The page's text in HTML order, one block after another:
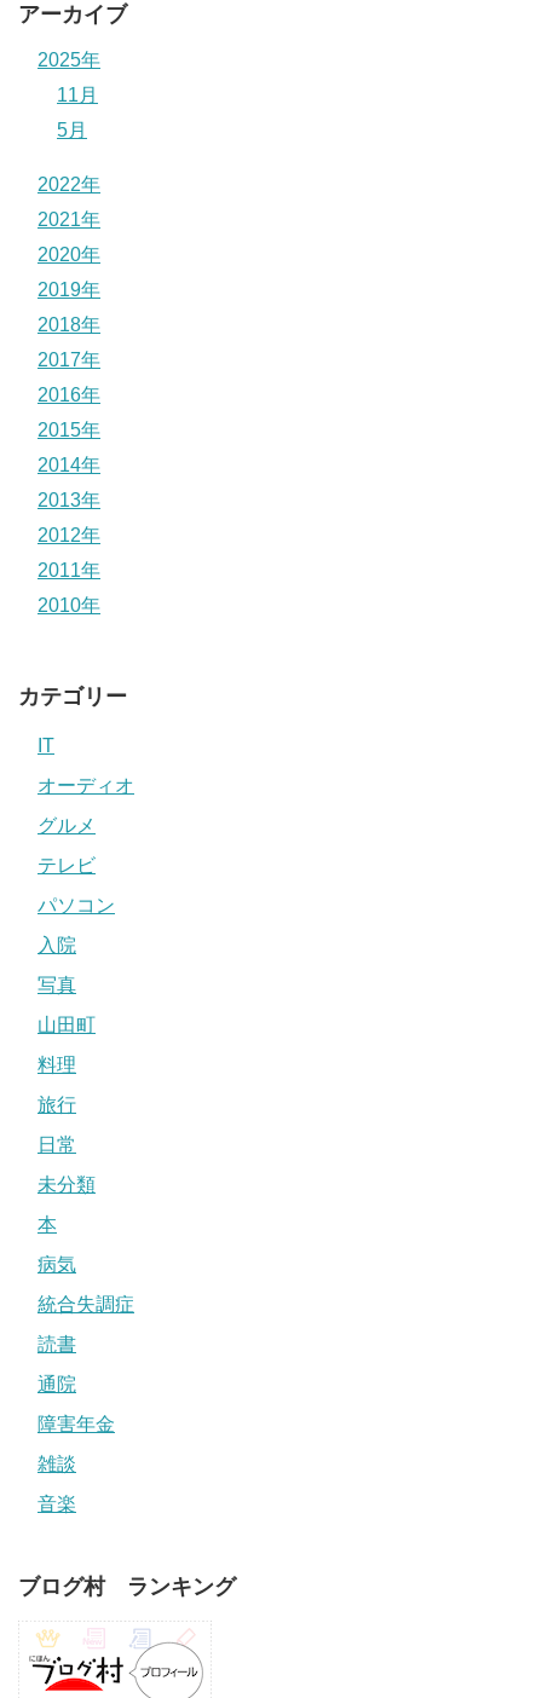
アーカイブ
2025年
11月
5月
2022年
2021年
2020年
2019年
2018年
2017年
2016年
2015年
2014年
2013年
2012年
2011年
2010年
カテゴリー
IT
オーディオ
グルメ
テレビ
パソコン
入院
写真
山田町
料理
旅行
日常
未分類
本
病気
統合失調症
読書
通院
障害年金
雑談
音楽
ブログ村 ランキング